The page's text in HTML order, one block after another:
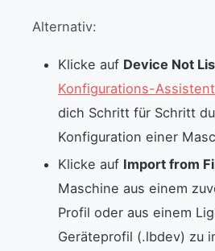
Alternativ:
Klicke auf Device Not
Konfigurations-
dich Schritt für Schritt
Konfiguration einer
Klicke auf Import from
Maschine aus einem
Profil oder aus einem
Geräteprofil (.lbdev) zu